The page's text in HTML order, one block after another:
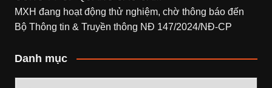
MXH đang hoạt động thử nghiệm, chờ thông báo đến
Bộ Thông tin & Truyền thông NĐ 147/2024/NĐ-CP
Danh mục